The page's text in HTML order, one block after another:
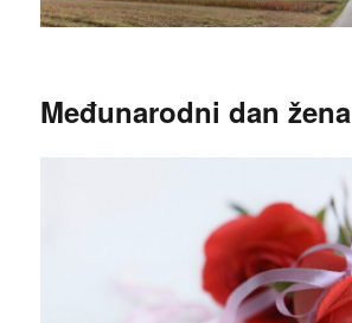
Međunarodni dan žena